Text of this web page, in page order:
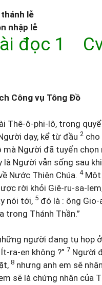
thánh lễ
nhập lễ
đọc 1 Cv
Công vụ Tông Đồ
Thê-ô-phi-lô, trong
dạy, kể từ đầu 2
Người đã tuyển chọn
là Người vẫn sống sau
Nước Thiên Chúa. 4Một
rời khỏi Giê-ru-sa-
nói tới, 5 đó là : ông
trong Thánh Thần.”
người đang tụ họp
ra-en không ?” 7 Người
8 nhưng anh em sẽ
sẽ là chứng nhân của